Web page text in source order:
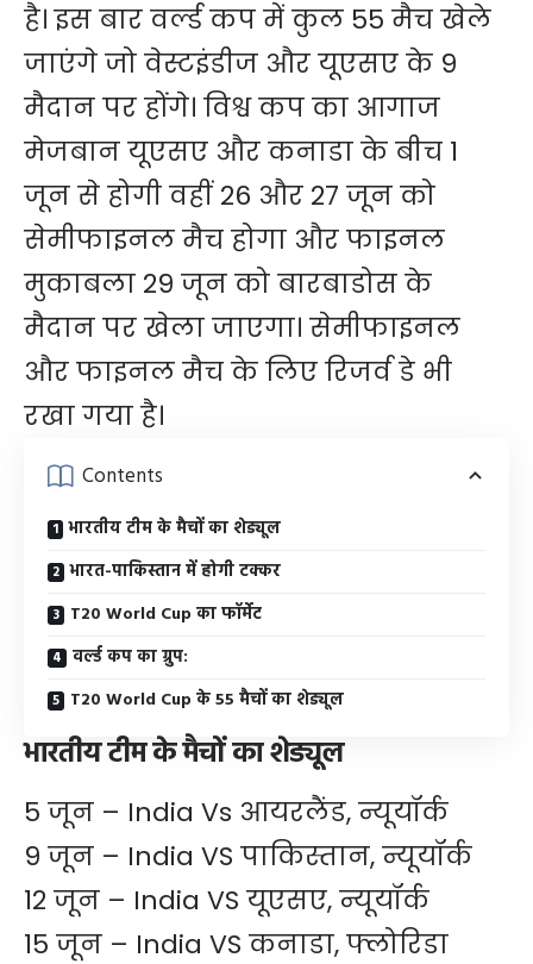
है। इस बार वर्ल्ड कप में कुल 55 मैच खेले
जाएंगे जो वेस्टइंडीज और यूएसए के 9
मैदान पर होंगे। विश्व कप का आगाज
मेजबान यूएसए और कनाडा के बीच 1
जून से होगी वहीं 26 और 27 जून को
सेमीफाइनल मैच होगा और फाइनल
मुकाबला 29 जून को बारबाडोस के
मैदान पर खेला जाएगा। सेमीफाइनल
और फाइनल मैच के लिए रिजर्व डे भी
रखा गया है।
Contents
भारतीय टीम के मैचों का शेड्यूल
भारत-पाकिस्तान में होगी टक्कर
T20 World Cup का फॉर्मेट
वर्ल्ड कप का ग्रुप:
T20 World Cup के 55 मैचों का शेड्यूल
भारतीय टीम के मैचों का शेड्यूल
5 जून – India Vs आयरलैंड, न्यूयॉर्क
9 जून – India VS पाकिस्तान, न्यूयॉर्क
12 जून – India VS यूएसए, न्यूयॉर्क
15 जून – India VS कनाडा, फ्लोरिडा